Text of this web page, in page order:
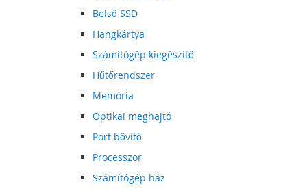
Belső SSD
Hangkártya
Számítógép kiegészítő
Hűtőrendszer
Memória
Optikai meghajtó
Port bővítő
Processzor
Számítógép ház